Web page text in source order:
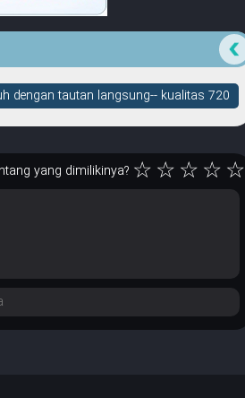
dengan tautan langsung-- kualitas 720
yang dimilikinya? ☆☆☆☆☆